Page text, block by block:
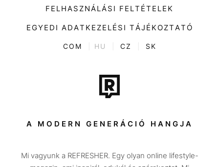
Divat
Kultúra
ENTR
Tech-Tudomány
Sport
Társadalom
Utazás
FELHASZNÁLÁSI FELTÉTELEK
EGYEDI ADATKEZELÉSI TÁJÉKOZTATÓ
COM HU CZ SK
A MODERN GENERÁCIÓ HANGJA
Mi vagyunk a REFRESHER. Egy olyan online lifestyle-